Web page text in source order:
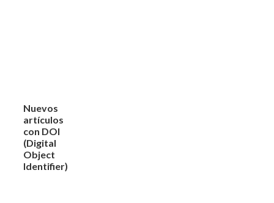
Nuevos
artículos
con DOI
(Digital
Object
Identifier)